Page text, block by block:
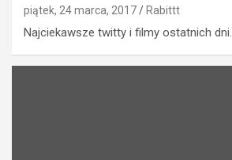
piątek, 24 marca, 2017 Rabittt
Najciekawsze twitty i filmy ostatnich dni.